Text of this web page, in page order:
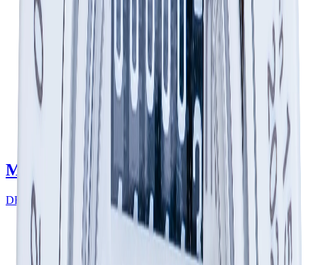
Medidores Ultrasónicos
DESCUBRE MÁS